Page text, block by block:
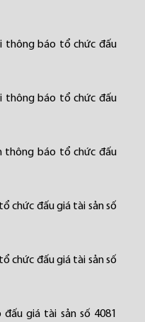
thông báo tổ chức đấu
thông báo tổ chức đấu
thông báo tổ chức đấu
chức đấu giá tài sản số
chức đấu giá tài sản số
giá tài sản số 4081